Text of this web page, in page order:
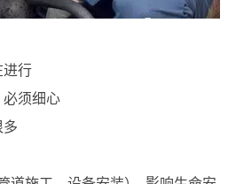
进行
必须细心
多